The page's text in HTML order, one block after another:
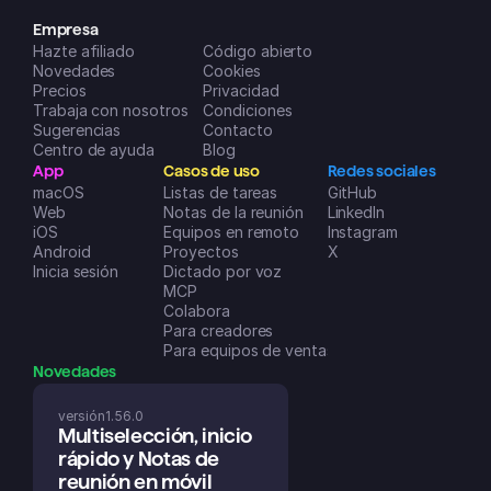
negocios. ¡Un sobresaliente!
Dreamspace2
App Store de iOS
Empresa
Hazte afiliado
Novedades
Precios
Trabaja con nosotros
Sugerencias
Centro de ayuda
Código abierto
Cookies
Privacidad
Condiciones
Contacto
Blog
App
macOS
Web
iOS
Android
Inicia sesión
Casos de uso
Listas de tareas
Notas de la reunión
Equipos en remoto
Proyectos
Dictado por voz
MCP
Colabora
Para creadores
Para equipos de ventas
Redes sociales
GitHub
LinkedIn
Instagram
X
Novedades
versión1.56.0
Multiselección, inicio
rápido y Notas de
reunión en móvil